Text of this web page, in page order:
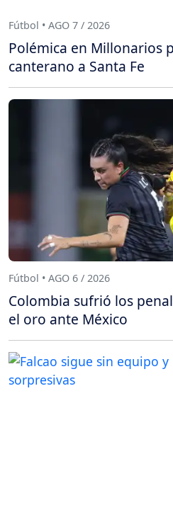
Fútbol • AGO 7 / 2026
Polémica en Millonarios
canterano a Santa Fe
Fútbol • AGO 6 / 2026
Colombia sufrió los
el oro ante México